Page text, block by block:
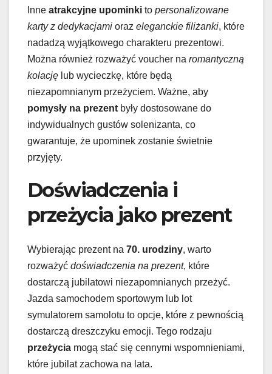
Inne atrakcyjne upominki to personalizowane
karty z dedykacjami oraz eleganckie filiżanki, które
nadadzą wyjątkowego charakteru prezentowi.
Można również rozważyć voucher na romantyczną
kolację lub wycieczkę, które będą
niezapomnianym przeżyciem. Ważne, aby
pomysły na prezentbyły dostosowane do
indywidualnych gustów solenizanta, co
gwarantuje, że upominek zostanie świetnie
przyjęty.
Doświadczenia i
przeżycia jako prezent
Wybierając prezent na 70. urodziny, warto
rozważyć doświadczenia na prezent, które
dostarczą jubilatowi niezapomnianych przeżyć.
Jazda samochodem sportowym lub lot
symulatorem samolotu to opcje, które z pewnością
dostarczą dreszczyku emocji. Tego rodzaju
przeżycia mogą stać się cennymi wspomnieniami,
które jubilat zachowa na lata.